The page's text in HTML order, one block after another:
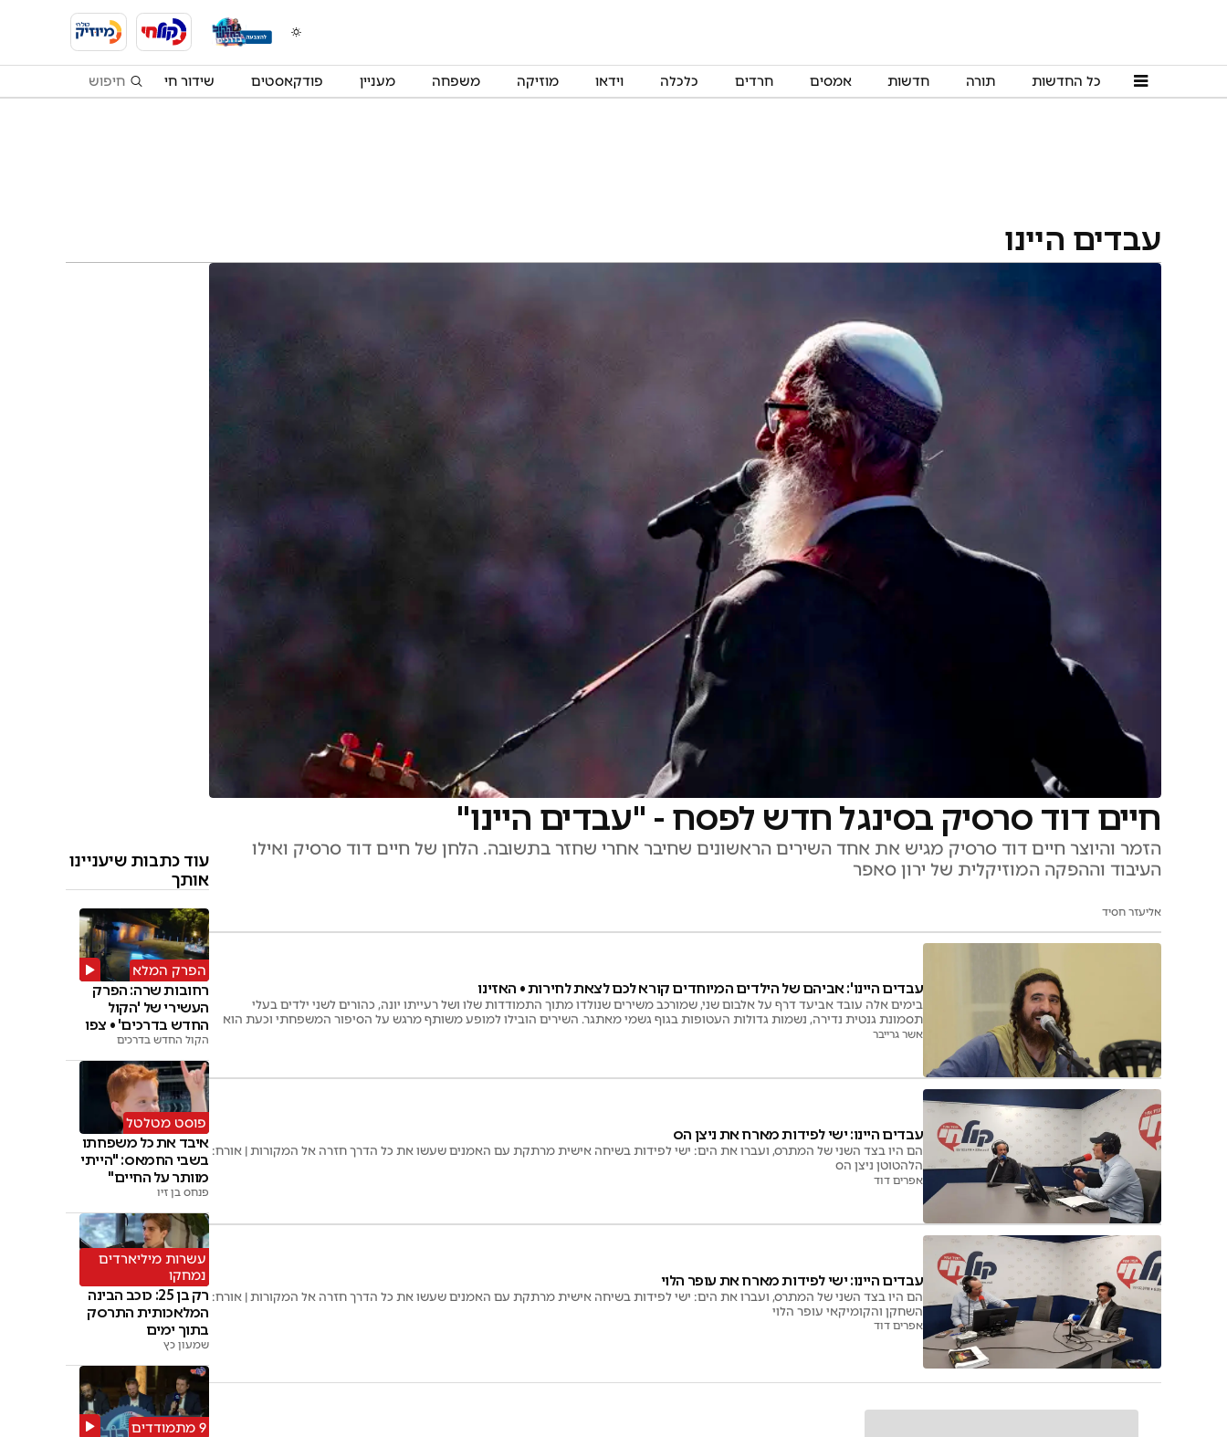
כל החדשות תורה חדשות אמסים חרדים כלכלה וידאו מוזיקה משפחה מעניין פודקאסטים שידור חי
עבדים היינו
חיים דוד סרסיק בסינגל חדש לפסח - "עבדים היינו"
הזמר והיוצר חיים דוד סרסיק מגיש את אחד השירים הראשונים שחיבר אחרי שחזר בתשובה. הלחן של חיים דוד סרסיק ואילו
העיבוד וההפקה המוזיקלית של ירון סאפר
אליעזר חסיד
עבדים היינו': אביהם של הילדים המיוחדים קורא לכם לצאת לחירות • האזינו
בימים אלה עובד אביעד דרף על אלבום שני, שמורכב משירים שנולדו מתוך התמודדות שלו ושל רעייתו יונה, כהורים לשני ילדים בעלי
תסמונת גנטית נדירה, נשמות גדולות העטופות בגוף גשמי מאתגר. השירים הובילו למופע משותף מרגש על הסיפור המשפחתי וכעת הוא
מגיש את הסינגל השני 'עבדים' בהפקה מוסיקלית של אבי טל • עתה בני חורין
אשר גרייבר
עבדים היינו: ישי לפידות מארח את ניצן הס
הם היו בצד השני של המתרס, ועברו את הים: ישי לפידות בשיחה אישית מרתקת עם האמנים שעשו את כל הדרך חזרה אל המקורות | אורח:
הלהטוטן ניצן הס
אפרים דוד
עבדים היינו: ישי לפידות מארח את עופר הלוי
הם היו בצד השני של המתרס, ועברו את הים: ישי לפידות בשיחה אישית מרתקת עם האמנים שעשו את כל הדרך חזרה אל המקורות | אורח:
השחקן והקומיקאי עופר הלוי
אפרים דוד
עוד כתבות שיעניינו
אותך
הפרק המלא
רחובות שרה: הפרק
העשירי של 'הקול
החדש בדרכים' • צפו
הקול החדש בדרכים
פוסט מטלטל
איבד את כל משפחתו
בשבי החמאס: "הייתי
מוותר על החיים"
פנחס בן זיו
עשרות מיליארדים
נמחקו
רק בן 25: כוכב הבינה
המלאכותית התרסק
בתוך ימים
שמעון כץ
9 מתמודדים